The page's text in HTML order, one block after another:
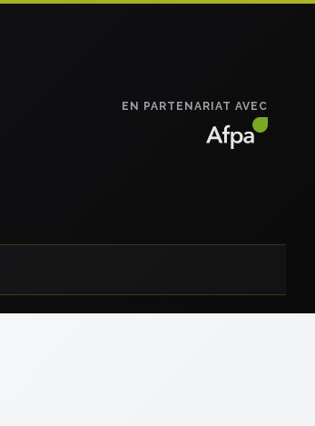
EN PARTENARIAT AVEC